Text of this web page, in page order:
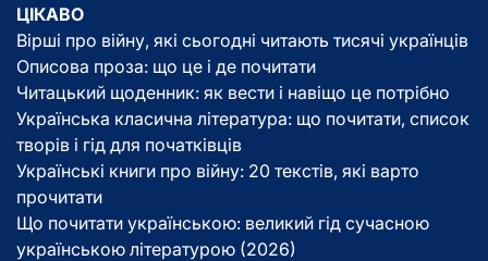
ЦІКАВО
Вірші про війну, які сьогодні читають тисячі українців
Описова проза: що це і де почитати
Читацький щоденник: як вести і навіщо це потрібно
Українська класична література: що почитати, список
творів і гід для початківців
Українські книги про війну: 20 текстів, які варто
прочитати
Що почитати українською: великий гід сучасною
українською літературою (2026)